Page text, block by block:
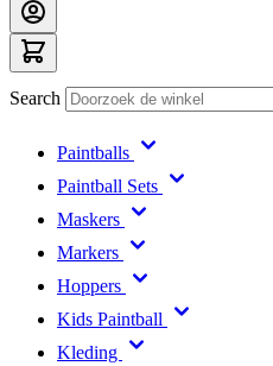
Search
Paintballs
Paintball Sets
Maskers
Markers
Hoppers
Kids Paintball
Kleding